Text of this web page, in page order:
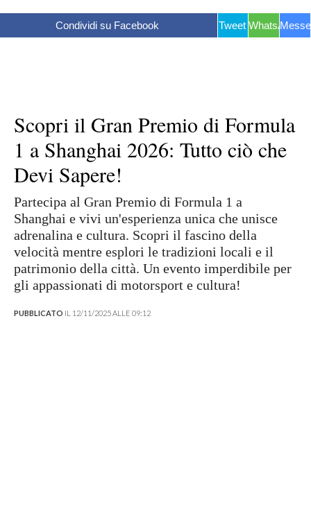
Condividi su Facebook Tweet WhatsApp
Scopri il Gran Premio di Formula
1 a Shanghai 2026: Tutto ciò che
Devi Sapere!
Partecipa al Gran Premio di Formula 1 a
Shanghai e vivi un'esperienza unica che unisce
adrenalina e cultura. Scopri il fascino della
velocità mentre esplori le tradizioni locali e il
patrimonio della città. Un evento imperdibile per
gli appassionati di motorsport e cultura!
PUBBLICATO IL 12/11/2025 ALLE 09:12